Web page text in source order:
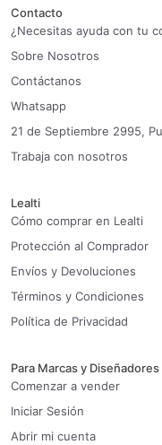
Contacto
¿Necesitas ayuda con tu
Sobre Nosotros
Contáctanos
Whatsapp
21 de Septiembre 2995,
Trabaja con nosotros
Lealti
Cómo comprar en Lealti
Protección al Comprador
Envíos y Devoluciones
Términos y Condiciones
Política de Privacidad
Para Marcas y
Comenzar a vender
Iniciar Sesión
Abrir mi cuenta